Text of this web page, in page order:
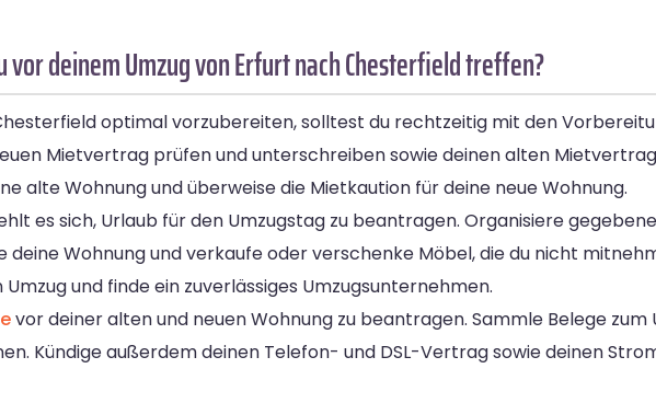
deinem Umzug von Erfurt nach Chesterfield treffen?
optimal vorzubereiten, solltest du rechtzeitig mit den
Mietvertrag prüfen und unterschreiben sowie deinen alten
alte Wohnung und überweise die Mietkaution für deine neue Wohnung.
es sich, Urlaub für den Umzugstag zu beantragen. Organisiere
deine Wohnung und verkaufe oder verschenke Möbel, die du nicht
und finde ein zuverlässiges Umzugsunternehmen.
vor deiner alten und neuen Wohnung zu beantragen. Sammle Belege zum
Kündige außerdem deinen Telefon- und DSL-Vertrag sowie deinen